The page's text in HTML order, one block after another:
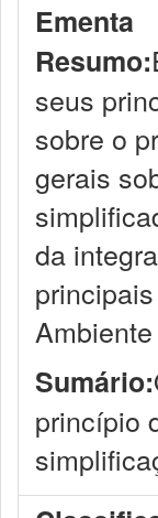
Ementa
Resumo:
seus
sobre o
gerais
da
Sumário:
princípio